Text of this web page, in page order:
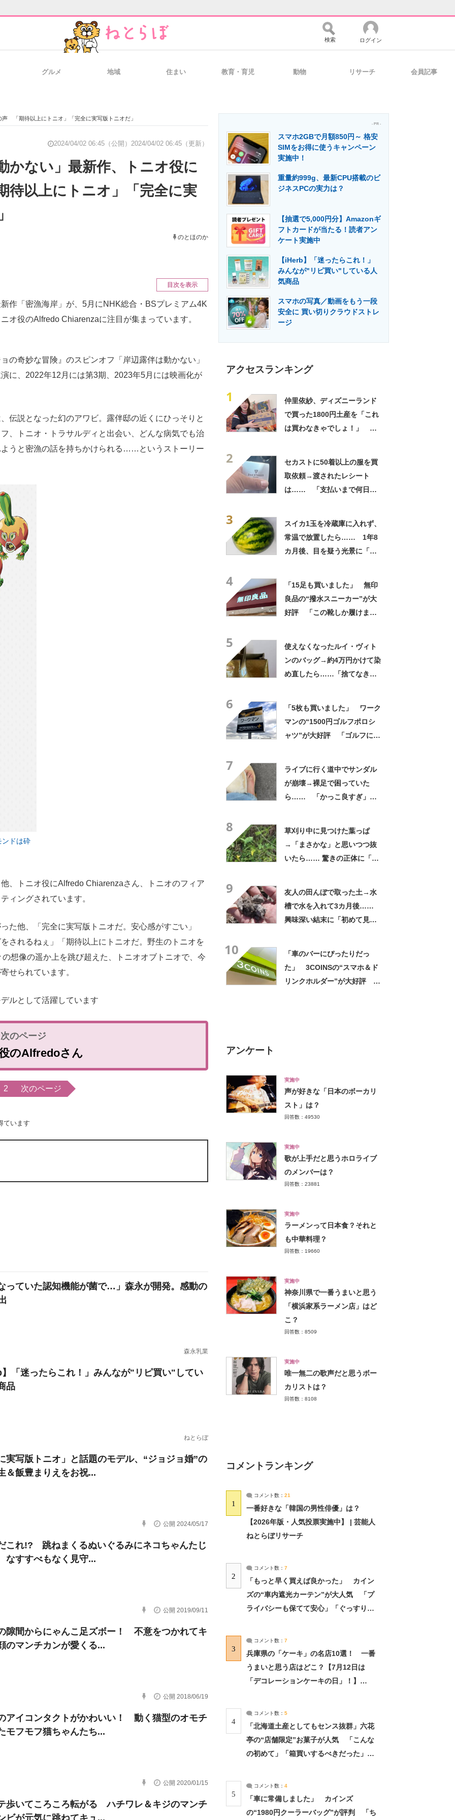
経営リーダーのコミュニティ マーケ×ITの今がよく分かる
の総合サイト IT製品の技術・比較・事例 製造業のIT導入・活用を支援
エネルギーの専門メディア 建設×テクノロジーの最前線
検索 ログイン
グルメ 地域 住まい 教育・育児 動物 リサーチ 会員記事
「期待以上にトニオ」「完全に実写版トニオだ」
2024/04/02 06:45（公開） 2024/04/02 06:45（更新）
かない」最新作、トニオ役に
以上にトニオ」「完全に実
のとほのか
目次を表示
「密漁海岸」が、5月にNHK総合・BSプレミアム4K
オ役のAlfredo Chiarenzaに注目が集まっています。
奇妙な冒険』のスピンオフ「岸辺露伴は動かない」
に、2022年12月には第3期、2023年5月には映画化が
説となった幻のアワビ。露伴邸の近くにひっそりと
、トニオ・トラサルディと出会い、どんな病気でも治
うと密漁の話を持ちかけられる……というストーリー
ンドは砕
トニオ役にAlfredo Chiarenzaさん、トニオのフィア
ィングされています。
他、「完全に実写版トニオだ。安心感がすごい」
されるねぇ」「期待以上にトニオだ。野生のトニオを
想像の遥か上を跳び超えた、トニオオブトニオで、今
せられています。
ルとして活躍しています
のAlfredoさん
2 次のページ
ています
っていた認知機能が菌で…」森永が開発。感動の
森永乳業
「迷ったらこれ！」みんなが"リピ買い"してい
品
ねとらぼ
実写版トニオ」と話題のモデル、“ジョジョ婚”の
＆飯豊まりえをお祝...
公開 2024/05/17
これ!? 跳ねまくるぬいぐるみにネコちゃんたじ
すすべもなく見守...
公開 2019/09/11
隙間からにゃんこ足ズボー！ 不意をつかれてキ
のマンチカンが愛くる...
公開 2018/06/19
アイコンタクトがかわいい！ 動く猫型のオモチ
モフモフ猫ちゃんたち...
公開 2020/01/15
歩いてころころ転がる ハチワレ＆キジのマンチ
ビが元気に跳ねてキュ...
- PR -
スマホ2GBで月額850円～ 格安
SIMをお得に使うキャンペーン
実施中！
重量約999g、最新CPU搭載のビ
ジネスPCの実力は？
【抽選で5,000円分】Amazonギ
フトカードが当たる！読者アン
ケート実施中
【iHerb】「迷ったらこれ！」
みんなが"リピ買い"している人
気商品
スマホの写真／動画をもう一段
安全に 買い切りクラウドストレ
ージ
アクセスランキング
1
仲里依紗、ディズニーランド
で買った1800円土産を「これ
は買わなきゃでしょ！」
2
セカストに50着以上の服を買
取依頼→渡されたレシート
は…… 「支払いまで何日か
3
スイカ1玉を冷蔵庫に入れず、
常温で放置したら…… 1年8
カ月後、目を疑う光景に「ヤ
4
「15足も買いました」 無印
良品の“撥水スニーカー”が大
好評 「この靴しか履けませ
5
使えなくなったルイ・ヴィト
ンのバッグ→約4万円かけて染
め直したら……「捨てなきゃ
6
「5枚も買いました」 ワーク
マンの“1500円ゴルフポロシ
ャツ”が大好評 「ゴルフにも
7
ライブに行く道中でサンダル
が崩壊→裸足で困っていた
ら…… 「かっこ良すぎ」ま
8
草刈り中に見つけた葉っぱ
→「まさかな」と思いつつ抜
いたら…… 驚きの正体に「お
9
友人の田んぼで取った土→水
槽で水を入れて3カ月後……
興味深い結末に「初めて見
10
「車のバーにぴったりだっ
た」 3COINSの“スマホ＆ド
リンクホルダー”が大好評
アンケート
実施中
声が好きな「日本のボーカリ
スト」は？
回答数：49530
実施中
歌が上手だと思うホロライブ
のメンバーは？
回答数：23881
実施中
ラーメンって日本食？それと
も中華料理？
回答数：19660
実施中
神奈川県で一番うまいと思う
「横浜家系ラーメン店」はど
こ？
回答数：8509
実施中
唯一無二の歌声だと思うボー
カリストは？
回答数：8108
コメントランキング
1
コメント数： 21
一番好きな「韓国の男性俳優」は？
【2026年版・人気投票実施中】 | 芸能人
ねとらぼリサーチ
2
コメント数： 7
「もっと早く買えば良かった」 カイン
ズの“車内遮光カーテン”が大人気 「プ
ライバシーも保てて安心」「ぐっすり眠
3
コメント数： 7
兵庫県の「ケーキ」の名店10選！ 一番
うまいと思う店はどこ？【7月12日は
「デコレーションケーキの日」！】
4
コメント数： 5
「北海道土産としてもセンス抜群」六花
亭の“店舗限定”お菓子が人気 「こんな
の初めて」「箱買いするべきだった」
5
コメント数： 4
「車に常備しました」 カインズ
の“1980円クーラーバッグ”が評判 「ち